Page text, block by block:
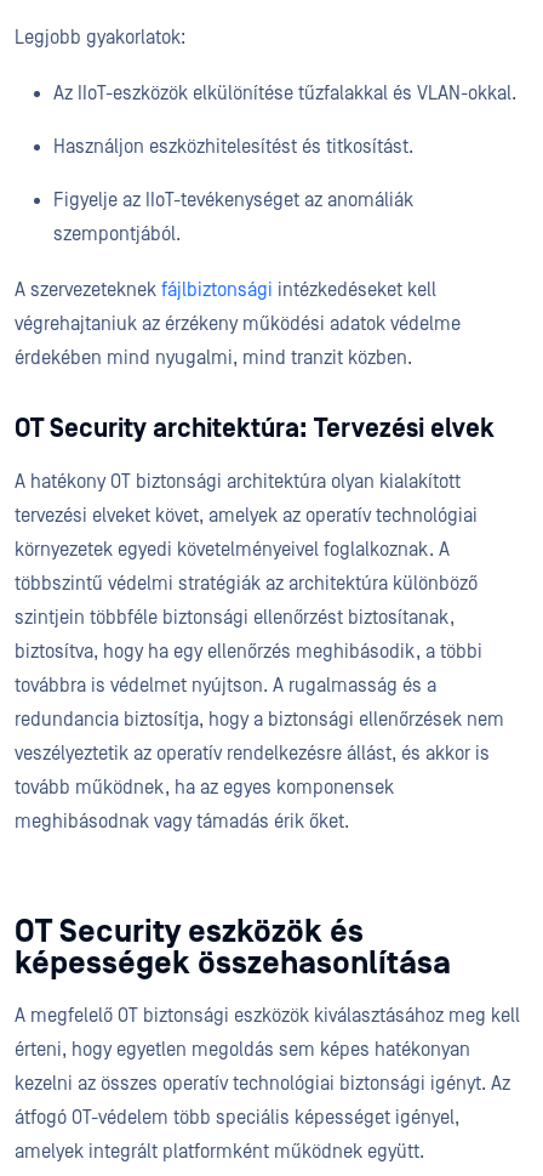
Legjobb gyakorlatok:
Az IIoT-eszközök elkülönítése tűzfalakkal és VLAN-okkal.
Használjon eszközhitelesítést és titkosítást.
Figyelje az IIoT-tevékenységet az anomáliák
szempontjából.
A szervezeteknek fájlbiztonsági intézkedéseket kell
végrehajtaniuk az érzékeny működési adatok védelme
érdekében mind nyugalmi, mind tranzit közben.
OT Security architektúra: Tervezési elvek
A hatékony OT biztonsági architektúra olyan kialakított
tervezési elveket követ, amelyek az operatív technológiai
környezetek egyedi követelményeivel foglalkoznak. A
többszintű védelmi stratégiák az architektúra különböző
szintjein többféle biztonsági ellenőrzést biztosítanak,
biztosítva, hogy ha egy ellenőrzés meghibásodik, a többi
továbbra is védelmet nyújtson. A rugalmasság és a
redundancia biztosítja, hogy a biztonsági ellenőrzések nem
veszélyeztetik az operatív rendelkezésre állást, és akkor is
tovább működnek, ha az egyes komponensek
meghibásodnak vagy támadás érik őket.
OT Security eszközök és
képességek összehasonlítása
A megfelelő OT biztonsági eszközök kiválasztásához meg kell
érteni, hogy egyetlen megoldás sem képes hatékonyan
kezelni az összes operatív technológiai biztonsági igényt. Az
átfogó OT-védelem több speciális képességet igényel,
amelyek integrált platformként működnek együtt.